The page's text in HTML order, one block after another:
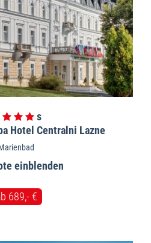
Hotel Centralni Lazne
689,- €